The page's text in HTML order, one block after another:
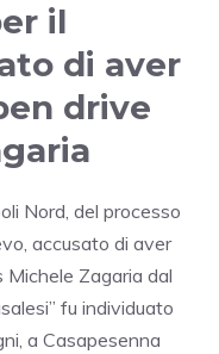
il
di aver
drive
Nord, del processo
accusato di aver
Zagaria dal
fu individuato
a Casapesenna